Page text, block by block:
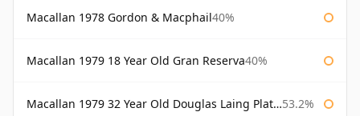
Macallan 1978 Gordon & Macphail40%
Macallan 1979 18 Year Old Gran Reserva40%
Macallan 1979 32 Year Old Douglas Laing Platinum Platinum Selection 53.2%